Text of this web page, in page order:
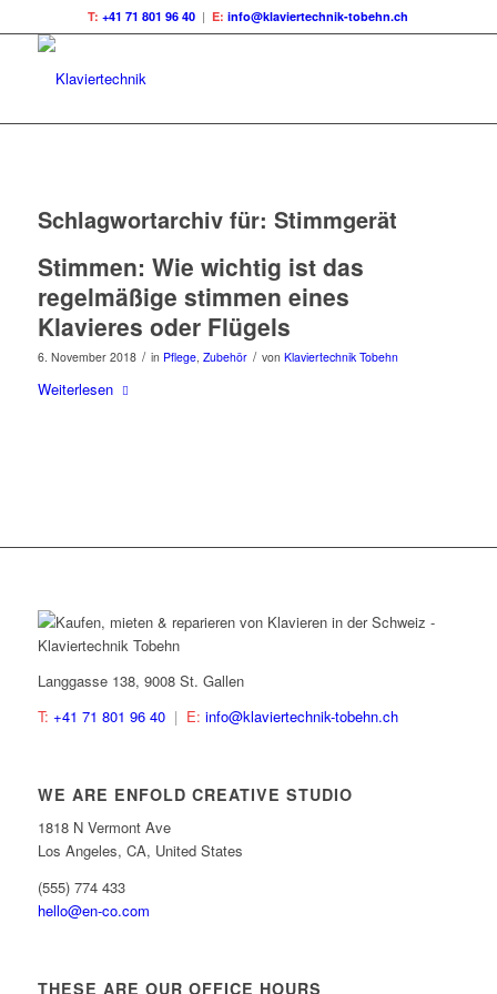
T: +41 71 801 96 40 | E: info@klaviertechnik-tobehn.ch
Schlagwortarchiv für: Stimmgerät
Stimmen: Wie wichtig ist das
regelmäßige stimmen eines
Klavieres oder Flügels
6. November 2018 / in Pflege, Zubehör / von Klaviertechnik Tobehn
Weiterlesen
Langgasse 138, 9008 St. Gallen
T: +41 71 801 96 40 | E: info@klaviertechnik-tobehn.ch
WE ARE ENFOLD CREATIVE STUDIO
1818 N Vermont Ave
Los Angeles, CA, United States
(555) 774 433
hello@en-co.com
THESE ARE OUR OFFICE HOURS